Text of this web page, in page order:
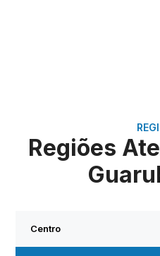
Regiões
Centro